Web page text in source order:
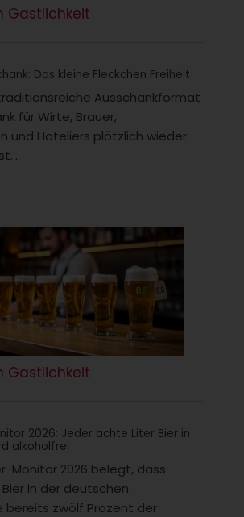
Gastlichkeit
Das kleine Fleckchen Freiheit
Ausschankformat
für Wirte, Brauer,
und Hoteliers plötzlich wieder
Gastlichkeit
2026: Jeder achte Liter Bier in
alkoholfrei
Monitor 2026 belegt, dass
in der deutschen
bereits zwölf Prozent der